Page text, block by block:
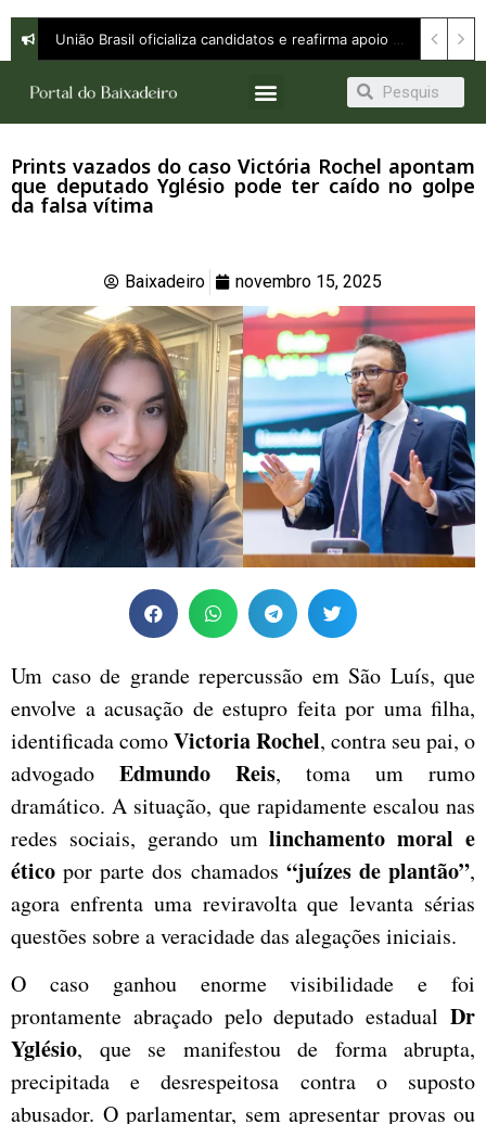
Prints vazados do caso Victória Rochel apontam
que deputado Yglésio pode ter caído no golpe
da falsa vítima
Baixadeiro novembro 15, 2025
Um caso de grande repercussão em São Luís, que
envolve a acusação de estupro feita por uma filha,
identificada comoVictoria Rochel, contra seu pai, o
advogado Edmundo Reis, toma um rumo
dramático. A situação, que rapidamente escalou nas
redes sociais, gerando umlinchamento moral e
ético por parte dos chamados “juízes de plantão”,
agora enfrenta uma reviravolta que levanta sérias
questões sobre a veracidade das alegações iniciais.
O caso ganhou enorme visibilidade e foi
prontamente abraçado pelo deputado estadual Dr
Yglésio, que se manifestou de forma abrupta,
precipitada e desrespeitosa contra o suposto
abusador. O parlamentar, sem apresentar provas ou